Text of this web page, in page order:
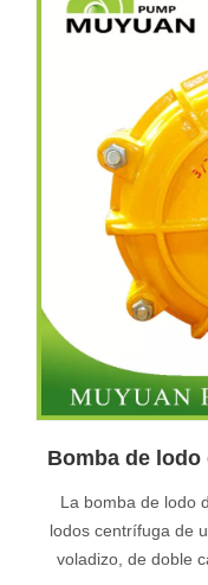
Bomba de lodo
La bomba de lodo
lodos centrífuga de
voladizo, de doble